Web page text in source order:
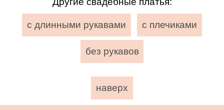
с длинными рукавами с плечиками
без рукавов
наверх